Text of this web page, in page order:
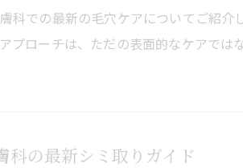
科での最新の毛穴ケアについてご紹介
プローチは、ただの表面的なケアで
科の最新シミ取りガイド